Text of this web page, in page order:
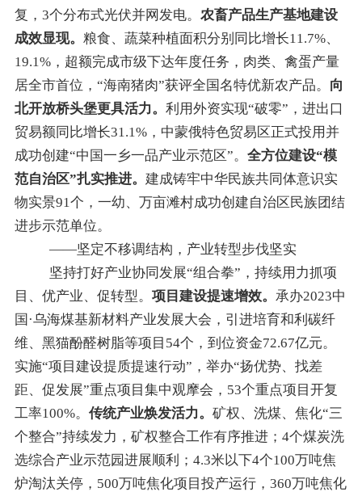
复 ，3个分布式光伏并网发电。 农畜产品生产基地建设
成效显现。 粮食、蔬菜种植面积分别同比增长11.7%、
19.1%，超额完成市级下达年度任务， 肉类、禽蛋产量
居全市首位 ， “海南猪肉”获评全国名特优新农产品。 向
北开放桥头堡更具活力。 利用外资实现“破零” ，进出口
贸易额同比增长31.1%， 中蒙俄特色贸易区正式投用并
成功创建“中国一乡一品产业示范区”。 全方位建设“模
范自治区”扎实推进。 建成铸牢中华民族共同体意识实
物实景91个，一幼、万亩滩村成功创建自治区民族团结
进步示范单位。
——坚定不移调结构，产业转型步伐坚实
坚持打好产业协同发展“组合拳” ，持续用力抓项
目、优产业、促转型。 项目建设提速增效。 承办2023中
国 ·乌海煤基新材料产业发展大会，引进培育和利碳纤
维、黑猫酚醛树脂等项目 54个，到位资金72.67亿元。
实施“项目建设提质提速行动” ，举办“扬优势、找差
距、促发展”重点项目集中观摩会 ，53个重点项目开复
工率100%。 传统产业焕发活力。 矿权、洗煤、 焦化“三
个整合”持续发力，矿权整合工作有序推进； 4个煤炭洗
选综合产业示范园进展顺利 ； 4.3米以下4个100万吨焦
炉淘汰关停，500万吨焦化项目投产运行， 360万吨焦化